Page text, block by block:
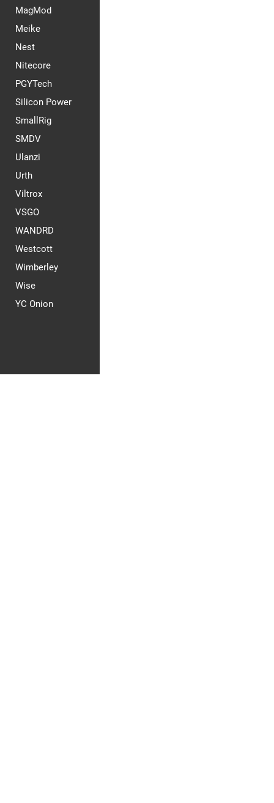
MagMod
Meike
Nest
Nitecore
PGYTech
Silicon Power
SmallRig
SMDV
Ulanzi
Urth
Viltrox
VSGO
WANDRD
Westcott
Wimberley
Wise
YC Onion